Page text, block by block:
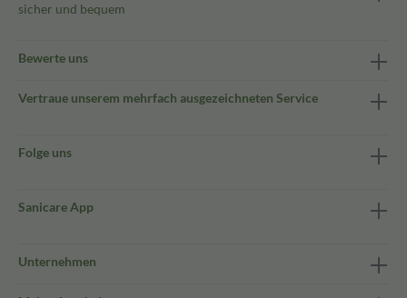
sicher und bequem
Bewerte uns
Vertraue unserem mehrfach ausgezeichneten Service
Folge uns
Sanicare App
Unternehmen